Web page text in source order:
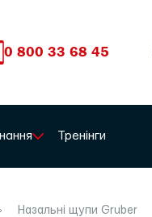
0 800 33 68 45
Тренінги
Назальні щупи Gruber